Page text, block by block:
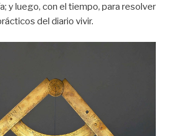
y luego, con el tiempo, para resolver
del diario vivir.